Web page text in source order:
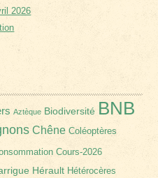
2026
Aztèque Biodiversité BNB
Chêne Coléoptères
Cours-2026
Hérault Hétérocères